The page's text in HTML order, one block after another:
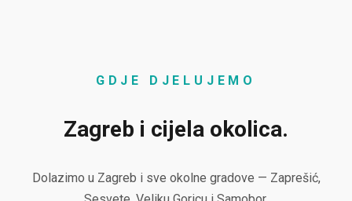
GDJE DJELUJEMO
Zagreb i cijela okolica.
Dolazimo u Zagreb i sve okolne gradove — Zaprešić,